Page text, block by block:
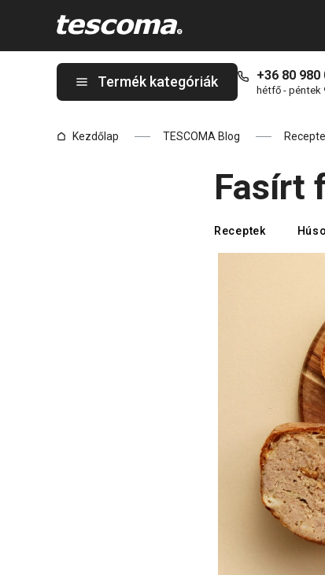
Termék kategóriák +36 80 980
hétfő - péntek
Kezdőlap TESCOMA Blog
Fasírt
Receptek